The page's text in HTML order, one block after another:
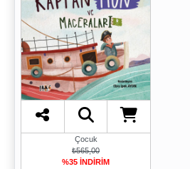
Çocuk
₺565,00
%35 İNDİRİM